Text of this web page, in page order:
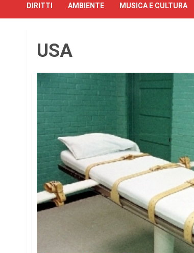
DIRITTI AMBIENTE MUSICA E CULTURA
USA